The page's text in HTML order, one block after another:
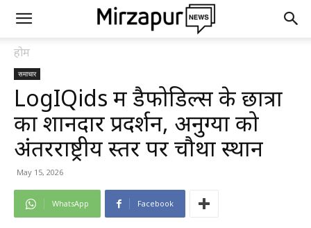
होम
समाचार
LogIQids में डैफोडिल्स के छात्रों
का शानदार प्रदर्शन, अनुग्या को
अंतरराष्ट्रीय स्तर पर चौथा स्थान
May 15, 2026
WhatsApp Facebook